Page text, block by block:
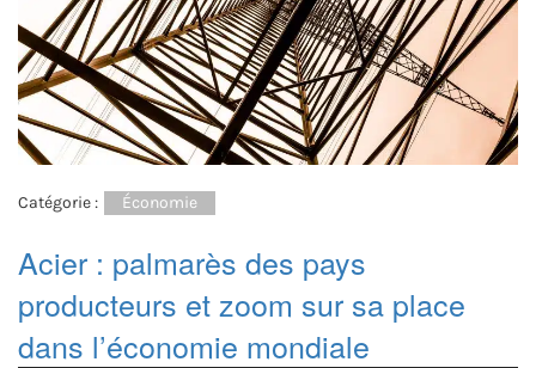
Catégorie : Économie
Acier : palmarès des pays
producteurs et zoom sur sa place
dans l’économie mondiale